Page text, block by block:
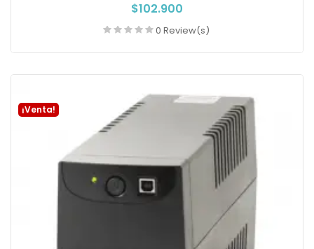
$102.900
0 Review(s)
¡Venta!